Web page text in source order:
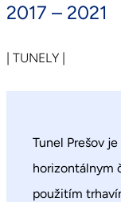
2017 – 2021
| TUNELY |
Tunel Prešov je
horizontálnym
použitím